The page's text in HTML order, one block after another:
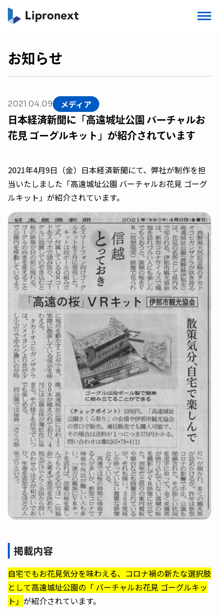
お知らせ
2021.04.09 メディア
日本経済新聞に「高遠城址公園 バーチャルお
花見 ゴーグルキット」が紹介されています
2021年4月9日（金）日本経済新聞にて、弊社が制作を担
当いたしました「高遠城址公園 バーチャルお花見 ゴーグ
ルキット」が紹介されています。
掲載内容
自宅でもお花見気分を味わえる、コロナ禍の新たな選択肢
として高遠城址公園の「 バーチャルお花見 ゴーグルキッ
ト」 が紹介されています。